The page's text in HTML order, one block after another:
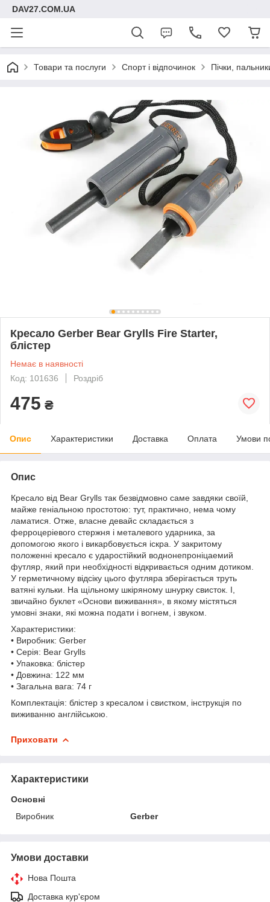
DAV27.COM.UA
Товари та послуги Спорт і відпочинок Пічки,
Кресало Gerber Bear Grylls Fire Starter,
блістер
Немає в наявності
Код: 101636
Роздріб
475 ₴
Опис Характеристики Доставка Оплата Умови
Опис
Кресало від Bear Grylls так безвідмовно саме завдяки своїй,
майже геніальною простотою: тут, практично, нема чому
ламатися. Отже, власне девайс складається з
ферроцеріевого стержня і металевого ударника, за
допомогою якого і викарбовується іскра. У закритому
положенні кресало є ударостійкий воднонепроніцаемий
футляр, який при необхідності відкривається одним дотиком.
У герметичному відсіку цього футляра зберігається труть
ватяні кульки. На щільному шкіряному шнурку свисток. І,
звичайно буклет «Основи виживання», в якому містяться
умовні знаки, які можна подати і вогнем, і звуком.
Характеристики:
• Виробник: Gerber
• Серія: Bear Grylls
• Упаковка: блістер
• Довжина: 122 мм
• Загальна вага: 74 г
Комплектація: блістер з кресалом і свистком, інструкція по
виживанню англійською.
Приховати
Характеристики
Основні
Виробник
Gerber
Умови доставки
Нова Пошта
Доставка кур'єром